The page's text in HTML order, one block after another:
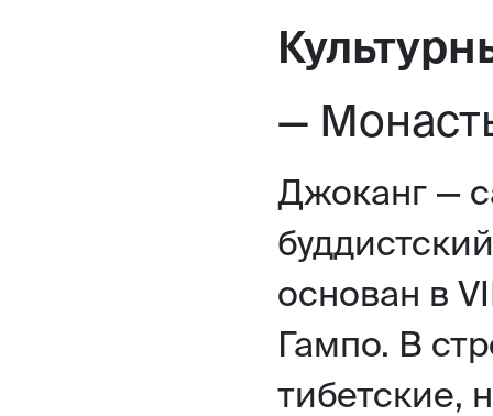
—
Джоканг —
основан в
Гампо. В
тибетские,